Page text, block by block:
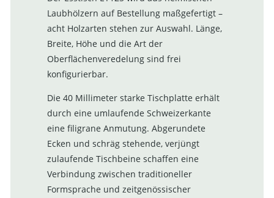
Laubhölzern auf Bestellung maßgefertigt –
acht Holzarten stehen zur Auswahl. Länge,
Breite, Höhe und die Art der
Oberflächenveredelung sind frei
konfigurierbar.
Die 40 Millimeter starke Tischplatte erhält
durch eine umlaufende Schweizerkante
eine filigrane Anmutung. Abgerundete
Ecken und schräg stehende, verjüngt
zulaufende Tischbeine schaffen eine
Verbindung zwischen traditioneller
Formsprache und zeitgenössischer